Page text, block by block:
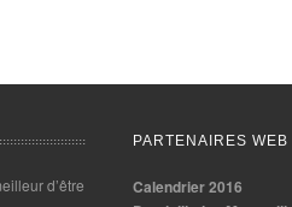
d’être
PARTENAIRES WEB
Calendrier 2016